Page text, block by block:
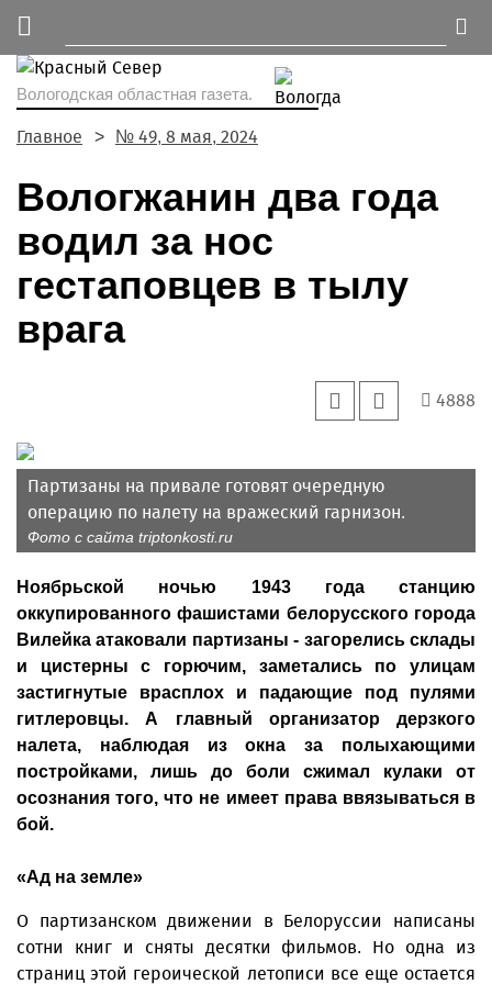
Вологодская областная газета.
Главное № 49, 8 мая, 2024
Вологжанин два года
водил за нос
гестаповцев в тылу
врага
4888
Партизаны на привале готовят очередную
операцию по налету на вражеский гарнизон.
Фото с сайта triptonkosti.ru
Ноябрьской ночью 1943 года станцию
оккупированного фашистами белорусского города
Вилейка атаковали партизаны - загорелись склады
и цистерны с горючим, заметались по улицам
застигнутые врасплох и падающие под пулями
гитлеровцы. А главный организатор дерзкого
налета, наблюдая из окна за полыхающими
постройками, лишь до боли сжимал кулаки от
осознания того, что не имеет права ввязываться в
бой.
«Ад на земле»
О партизанском движении в Белоруссии написаны
сотни книг и сняты десятки фильмов. Но одна из
страниц этой героической летописи все еще остается